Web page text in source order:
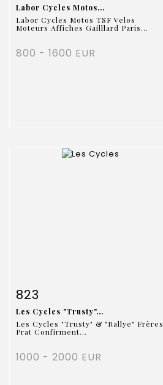
Labor Cycles Motos...
Labor Cycles Motos TSF Velos
Moteurs Affiches Gailllard Paris...
800 - 1600 EUR
Fiche détaillée
823
Les Cycles "Trusty"...
Les Cycles "Trusty" & "Rallye" Frères
Prat Confirment...
1000 - 2000 EUR